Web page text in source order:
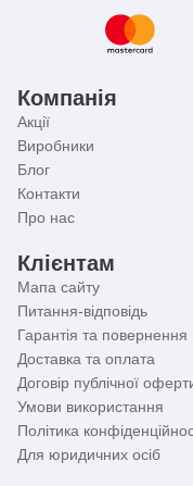
Компанія
Акції
Виробники
Блог
Контакти
Про нас
Клієнтам
Мапа сайту
Питання-відповідь
Гарантія та повернення
Доставка та оплата
Договір публічної
Умови використання
Політика
Для юридичних осіб